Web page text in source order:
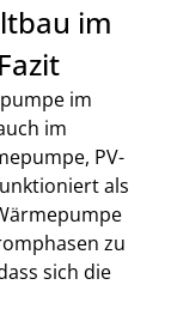
im
im
im
PV-
als
zu
sich die